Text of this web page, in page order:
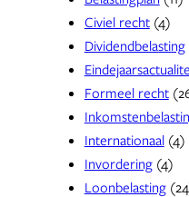
Civiel recht(4)
Dividendbelasting
Formeel recht
Internationaal(4)
Invordering(4)
Loonbelasting